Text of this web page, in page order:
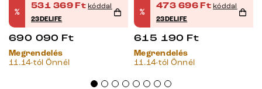
%
531 369Ft kóddal
23DELIFE
690 090 Ft
Megrendelés
11.14-tól Önnél
%
473 696Ft kóddal
23DELIFE
615 190 Ft
Megrendelés
11.14-tól Önnél